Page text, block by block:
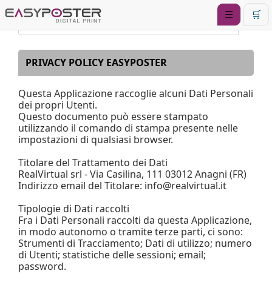
☰ 🛒
PRIVACY POLICY EASYPOSTER
Questa Applicazione raccoglie alcuni Dati Personali
dei propri Utenti.
Questo documento può essere stampato
utilizzando il comando di stampa presente nelle
impostazioni di qualsiasi browser.
Titolare del Trattamento dei Dati
RealVirtual srl - Via Casilina, 111 03012 Anagni (FR)
Indirizzo email del Titolare: info@realvirtual.it
Tipologie di Dati raccolti
Fra i Dati Personali raccolti da questa Applicazione,
in modo autonomo o tramite terze parti, ci sono:
Strumenti di Tracciamento; Dati di utilizzo; numero
di Utenti; statistiche delle sessioni; email;
password.